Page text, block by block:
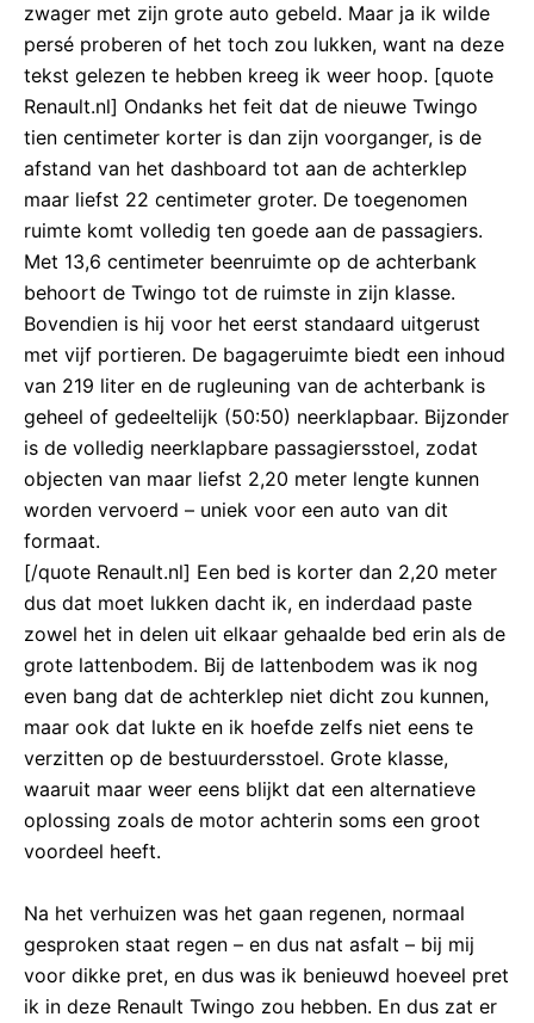
zwager met zijn grote auto gebeld. Maar ja ik wilde
persé proberen of het toch zou lukken, want na deze
tekst gelezen te hebben kreeg ik weer hoop. [quote
Renault.nl] Ondanks het feit dat de nieuwe Twingo
tien centimeter korter is dan zijn voorganger, is de
afstand van het dashboard tot aan de achterklep
maar liefst 22 centimeter groter. De toegenomen
ruimte komt volledig ten goede aan de passagiers.
Met 13,6 centimeter beenruimte op de achterbank
behoort de Twingo tot de ruimste in zijn klasse.
Bovendien is hij voor het eerst standaard uitgerust
met vijf portieren. De bagageruimte biedt een inhoud
van 219 liter en de rugleuning van de achterbank is
geheel of gedeeltelijk (50:50) neerklapbaar. Bijzonder
is de volledig neerklapbare passagiersstoel, zodat
objecten van maar liefst 2,20 meter lengte kunnen
worden vervoerd – uniek voor een auto van dit
formaat.
[/quote Renault.nl] Een bed is korter dan 2,20 meter
dus dat moet lukken dacht ik, en inderdaad paste
zowel het in delen uit elkaar gehaalde bed erin als de
grote lattenbodem. Bij de lattenbodem was ik nog
even bang dat de achterklep niet dicht zou kunnen,
maar ook dat lukte en ik hoefde zelfs niet eens te
verzitten op de bestuurdersstoel. Grote klasse,
waaruit maar weer eens blijkt dat een alternatieve
oplossing zoals de motor achterin soms een groot
voordeel heeft.
Na het verhuizen was het gaan regenen, normaal
gesproken staat regen – en dus nat asfalt – bij mij
voor dikke pret, en dus was ik benieuwd hoeveel pret
ik in deze Renault Twingo zou hebben. En dus zat er